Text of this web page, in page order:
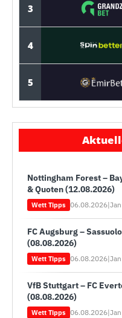
3
4
5
Nottingham Forest –
& Quoten (12.08.2026)
Wett Tipps 06.08.2026|
FC Augsburg –
(08.08.2026)
Wett Tipps 06.08.2026|
VfB Stuttgart – FC
(08.08.2026)
Wett Tipps 06.08.2026|